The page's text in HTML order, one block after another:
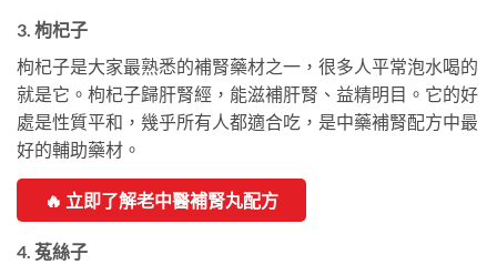
3. 枸杞子
枸杞子是大家最熟悉的補腎藥材之一，很多人平常泡水喝的
就是它。枸杞子歸肝腎經，能滋補肝腎、益精明目。它的好
處是性質平和，幾乎所有人都適合吃，是中藥補腎配方中最
好的輔助藥材。
🔥 立即了解老中醫補腎丸配方
4. 菟絲子